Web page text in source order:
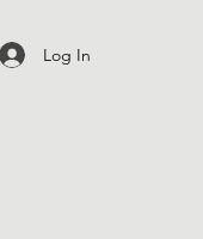
Log In